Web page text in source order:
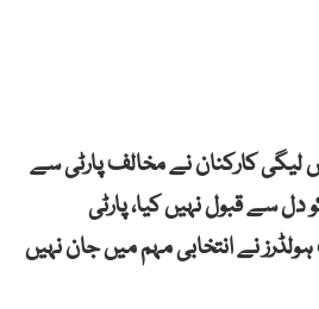
لیگی کارکنان نے مخالف پارٹی سے
دل سے قبول نہیں کیا، پارٹی
نے انتخابی مہم میں جان نہیں